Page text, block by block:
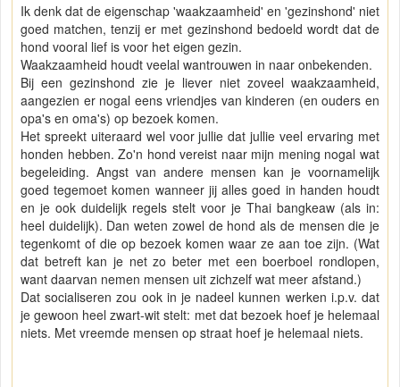
Ik denk dat de eigenschap 'waakzaamheid' en 'gezinshond' niet
goed matchen, tenzij er met gezinshond bedoeld wordt dat de
hond vooral lief is voor het eigen gezin.
Waakzaamheid houdt veelal wantrouwen in naar onbekenden.
Bij een gezinshond zie je liever niet zoveel waakzaamheid,
aangezien er nogal eens vriendjes van kinderen (en ouders en
opa's en oma's) op bezoek komen.
Het spreekt uiteraard wel voor jullie dat jullie veel ervaring met
honden hebben. Zo'n hond vereist naar mijn mening nogal wat
begeleiding. Angst van andere mensen kan je voornamelijk
goed tegemoet komen wanneer jij alles goed in handen houdt
en je ook duidelijk regels stelt voor je Thai bangkeaw (als in:
heel duidelijk). Dan weten zowel de hond als de mensen die je
tegenkomt of die op bezoek komen waar ze aan toe zijn. (Wat
dat betreft kan je net zo beter met een boerboel rondlopen,
want daarvan nemen mensen uit zichzelf wat meer afstand.)
Dat socialiseren zou ook in je nadeel kunnen werken i.p.v. dat
je gewoon heel zwart-wit stelt: met dat bezoek hoef je helemaal
niets. Met vreemde mensen op straat hoef je helemaal niets.